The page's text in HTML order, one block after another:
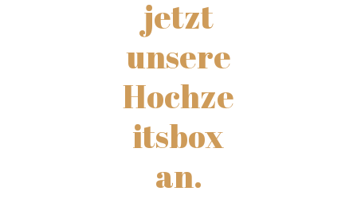
jetzt
unsere
Hochze
itsbox
an.